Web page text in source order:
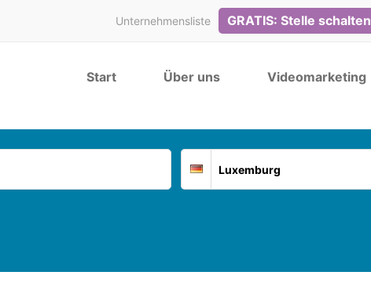
GRATIS: Stelle schalten
Unternehmensliste
Start Über uns Videomarketing
Deutschland